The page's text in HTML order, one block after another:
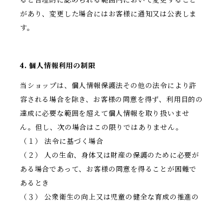
があり、変更した場合にはお客様に通知又は公表しま
す。
4. 個人情報利用の制限
当ショップは、個人情報保護法その他の法令により許
容される場合を除き、お客様の同意を得ず、利用目的の
達成に必要な範囲を超えて個人情報を取り扱いませ
ん。但し、次の場合はこの限りではありません。
（１） 法令に基づく場合
（２） 人の生命、身体又は財産の保護のために必要が
ある場合であって、お客様の同意を得ることが困難で
あるとき
（３） 公衆衛生の向上又は児童の健全な育成の推進の